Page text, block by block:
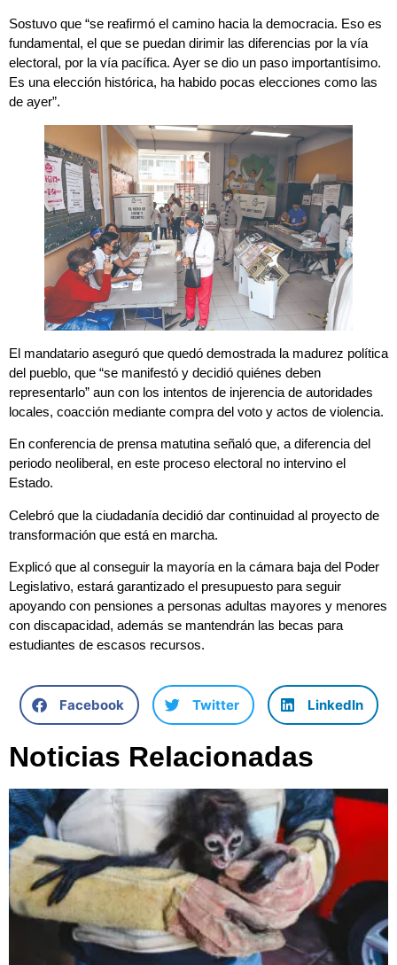
Sostuvo que “se reafirmó el camino hacia la democracia. Eso es
fundamental, el que se puedan dirimir las diferencias por la vía
electoral, por la vía pacífica. Ayer se dio un paso importantísimo.
Es una elección histórica, ha habido pocas elecciones como las
de ayer”.
El mandatario aseguró que quedó demostrada la madurez política
del pueblo, que “se manifestó y decidió quiénes deben
representarlo” aun con los intentos de injerencia de autoridades
locales, coacción mediante compra del voto y actos de violencia.
En conferencia de prensa matutina señaló que, a diferencia del
periodo neoliberal, en este proceso electoral no intervino el
Estado.
Celebró que la ciudadanía decidió dar continuidad al proyecto de
transformación que está en marcha.
Explicó que al conseguir la mayoría en la cámara baja del Poder
Legislativo, estará garantizado el presupuesto para seguir
apoyando con pensiones a personas adultas mayores y menores
con discapacidad, además se mantendrán las becas para
estudiantes de escasos recursos.
Facebook Twitter LinkedIn
Noticias Relacionadas